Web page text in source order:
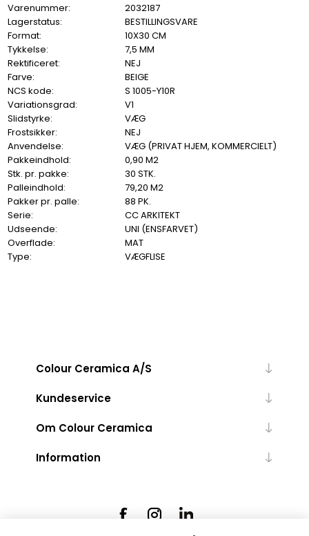
Varenummer:
2032187
Lagerstatus:
BESTILLINGSVARE
Format:
10X30 CM
Tykkelse:
7,5 MM
Rektificeret:
NEJ
Farve:
BEIGE
NCS kode:
S 1005-Y10R
Variationsgrad:
V1
Slidstyrke:
VÆG
Frostsikker:
NEJ
Anvendelse:
VÆG (PRIVAT HJEM, KOMMERCIELT)
Pakkeindhold:
0,90 M2
Stk. pr. pakke:
30 STK.
Palleindhold:
79,20 M2
Pakker pr. palle:
88 PK.
Serie:
CC ARKITEKT
Udseende:
UNI (ENSFARVET)
Overflade:
MAT
Type:
VÆGFLISE
Colour Ceramica A/S
Kundeservice
Om Colour Ceramica
Information